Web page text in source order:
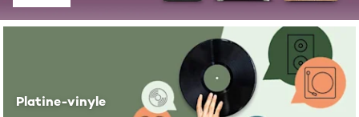
Platine-vinyle